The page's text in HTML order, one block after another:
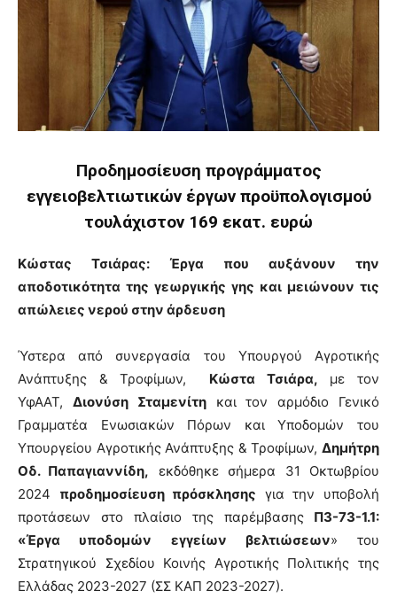
Προδημοσίευση προγράμματος
εγγειοβελτιωτικών έργων προϋπολογισμού
τουλάχιστον 169 εκατ. ευρώ
Κώστας Τσιάρας: Έργα που αυξάνουν την
αποδοτικότητα της γεωργικής γης και μειώνουν τις
απώλειες νερού στην άρδευση
Ύστερα από συνεργασία του Υπουργού Αγροτικής
Ανάπτυξης & Τροφίμων,
Κώστα Τσιάρα, με τον
ΥφΑΑΤ, Διονύση Σταμενίτηκαι τον αρμόδιο Γενικό
Γραμματέα Ενωσιακών Πόρων και Υποδομών του
Υπουργείου Αγροτικής Ανάπτυξης & Τροφίμων, Δημήτρη
Οδ. Παπαγιαννίδη, εκδόθηκε σήμερα 31 Οκτωβρίου
2024 προδημοσίευση πρόσκλησης για την υποβολή
προτάσεων στο πλαίσιο της παρέμβασης Π3-73-1.1:
«Έργα υποδομών εγγείων βελτιώσεων» του
Στρατηγικού Σχεδίου Κοινής Αγροτικής Πολιτικής της
Ελλάδας 2023-2027 (ΣΣ ΚΑΠ 2023-2027).